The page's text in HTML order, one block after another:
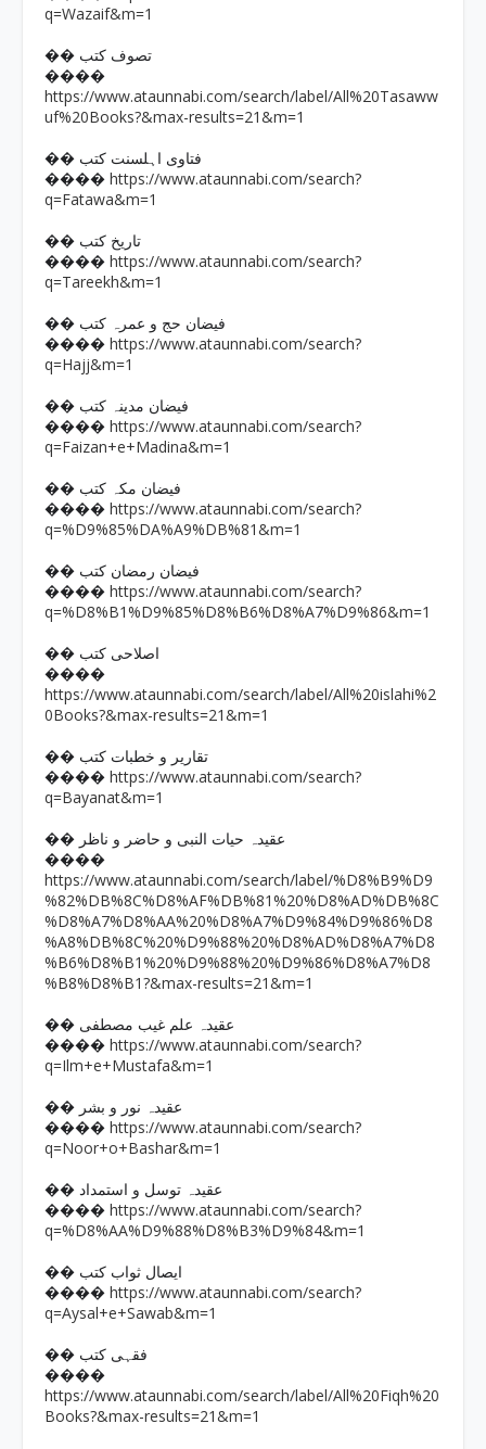
q=Wazaif&m=1
�� تصوف کتب
����
https://www.ataunnabi.com/search/label/All%20Tasaww
uf%20Books?&max-results=21&m=1
�� فتاوی اہلسنت کتب
���� https://www.ataunnabi.com/search?
q=Fatawa&m=1
�� تاریخ کتب
���� https://www.ataunnabi.com/search?
q=Tareekh&m=1
�� فیضان حج و عمرہ کتب
���� https://www.ataunnabi.com/search?
q=Hajj&m=1
�� فیضان مدینہ کتب
���� https://www.ataunnabi.com/search?
q=Faizan+e+Madina&m=1
�� فیضان مکہ کتب
���� https://www.ataunnabi.com/search?
q=%D9%85%DA%A9%DB%81&m=1
�� فیضان رمضان کتب
���� https://www.ataunnabi.com/search?
q=%D8%B1%D9%85%D8%B6%D8%A7%D9%86&m=1
�� اصلاحی کتب
����
https://www.ataunnabi.com/search/label/All%20islahi%2
0Books?&max-results=21&m=1
�� تقاریر و خطبات کتب
���� https://www.ataunnabi.com/search?
q=Bayanat&m=1
�� عقیدہ حیات النبی و حاضر و ناظر
����
https://www.ataunnabi.com/search/label/%D8%B9%D9
%82%DB%8C%D8%AF%DB%81%20%D8%AD%DB%8C
%D8%A7%D8%AA%20%D8%A7%D9%84%D9%86%D8
%A8%DB%8C%20%D9%88%20%D8%AD%D8%A7%D8
%B6%D8%B1%20%D9%88%20%D9%86%D8%A7%D8
%B8%D8%B1?&max-results=21&m=1
�� عقیدہ علم غیب مصطفی
���� https://www.ataunnabi.com/search?
q=Ilm+e+Mustafa&m=1
�� عقیدہ نور و بشر
���� https://www.ataunnabi.com/search?
q=Noor+o+Bashar&m=1
�� عقیدہ توسل و استمداد
���� https://www.ataunnabi.com/search?
q=%D8%AA%D9%88%D8%B3%D9%84&m=1
�� ایصال ثواب کتب
���� https://www.ataunnabi.com/search?
q=Aysal+e+Sawab&m=1
�� فقہی کتب
����
https://www.ataunnabi.com/search/label/All%20Fiqh%20
Books?&max-results=21&m=1